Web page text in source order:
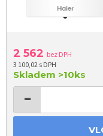
2 562 bez DPH
3 100,02 s DPH
Skladem >10ks
−